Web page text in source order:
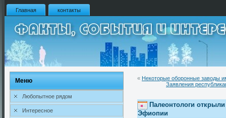
Главная контакты
Меню
Любопытное рядом
Интересное
« Некоторые оборонные заводы
Заявления
Палеонтологи
Эфиопии